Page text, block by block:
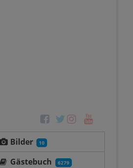
Bilder 10
Gästebuch 6279